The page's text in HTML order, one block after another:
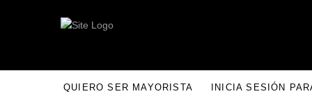
QUIERO SER MAYORISTA INICIA SESIÓN